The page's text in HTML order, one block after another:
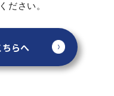
ださい。
らへ